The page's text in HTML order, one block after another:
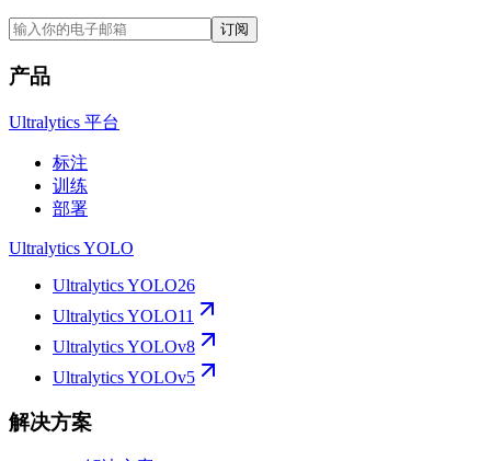
订阅
产品
Ultralytics 平台
标注
训练
部署
Ultralytics YOLO
Ultralytics YOLO26
Ultralytics YOLO11
Ultralytics YOLOv8
Ultralytics YOLOv5
解决方案